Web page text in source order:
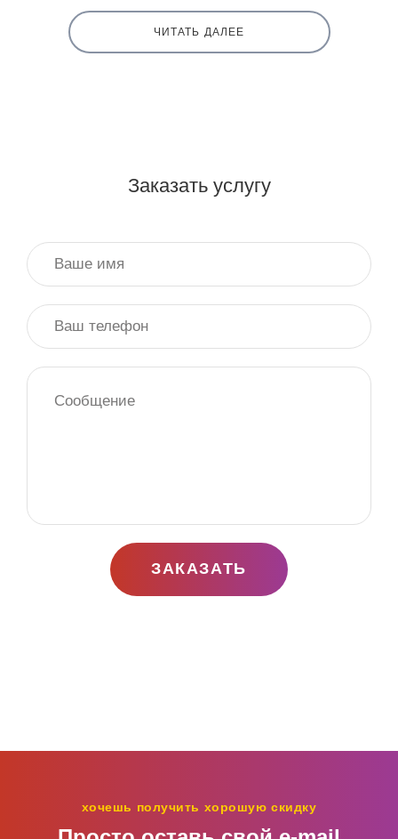
ЧИТАТЬ ДАЛЕЕ
Заказать услугу
ЗАКАЗАТЬ
хочешь получить хорошую скидку